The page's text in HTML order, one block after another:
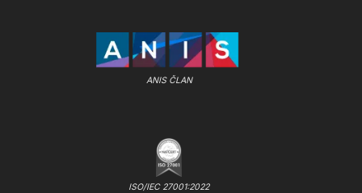
ANIS ČLAN
ISO/IEC 27001:2022